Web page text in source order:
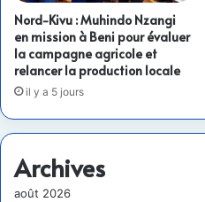
Nord-Kivu : Muhindo Nzangi
en mission à Beni pour évaluer
la campagne agricole et
relancer la production locale
il y a 5 jours
Archives
août 2026